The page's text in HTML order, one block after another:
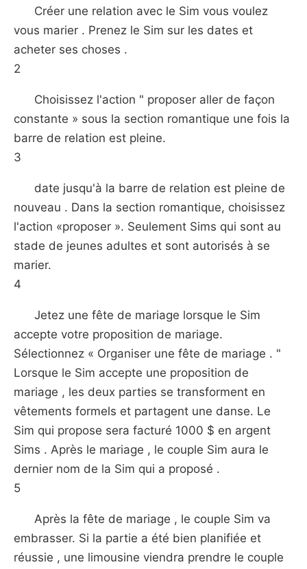
Créer une relation avec le Sim vous voulez
vous marier . Prenez le Sim sur les dates et
acheter ses choses .
2
Choisissez l'action " proposer aller de façon
constante » sous la section romantique une fois la
barre de relation est pleine.
3
date jusqu'à la barre de relation est pleine de
nouveau . Dans la section romantique, choisissez
l'action «proposer ». Seulement Sims qui sont au
stade de jeunes adultes et sont autorisés à se
marier.
4
Jetez une fête de mariage lorsque le Sim
accepte votre proposition de mariage.
Sélectionnez « Organiser une fête de mariage . "
Lorsque le Sim accepte une proposition de
mariage , les deux parties se transforment en
vêtements formels et partagent une danse. Le
Sim qui propose sera facturé 1000 $ en argent
Sims . Après le mariage , le couple Sim aura le
dernier nom de la Sim qui a proposé .
5
Après la fête de mariage , le couple Sim va
embrasser. Si la partie a été bien planifiée et
réussie , une limousine viendra prendre le couple